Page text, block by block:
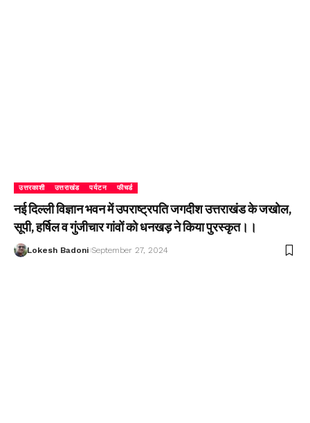
उत्तरकाशी उत्तराखंड पर्यटन फीचर्ड
नई दिल्ली विज्ञान भवन में उपराष्ट्रपति जगदीश उत्तराखंड के जखोल,
सूपी, हर्षिल व गुंजीचार गांवों को धनखड़ ने किया पुरस्कृत।।
Lokesh Badoni September 27, 2024